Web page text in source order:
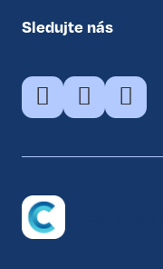
Sledujte nás